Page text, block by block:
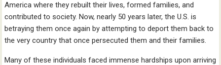
America where they rebuilt their lives, formed families, and
contributed to society. Now, nearly 50 years later, the U.S. is
betraying them once again by attempting to deport them back to
the very country that once persecuted them and their families.
Many of these individuals faced immense hardships upon arriving